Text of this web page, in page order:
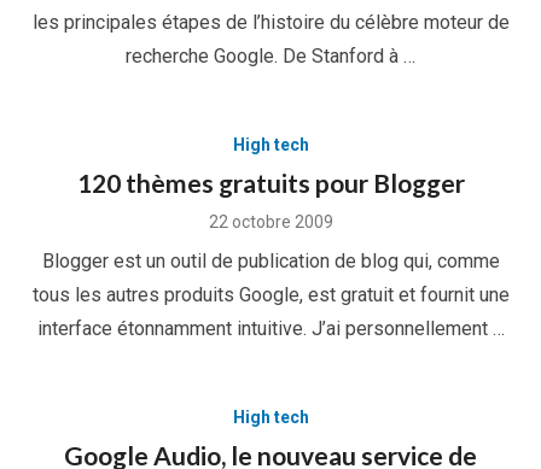
les principales étapes de l’histoire du célèbre moteur de
recherche Google. De Stanford à …
High tech
120 thèmes gratuits pour Blogger
Posted
22 octobre 2009
Blogger est un outil de publication de blog qui, comme
tous les autres produits Google, est gratuit et fournit une
interface étonnamment intuitive. J’ai personnellement …
High tech
Google Audio, le nouveau service de